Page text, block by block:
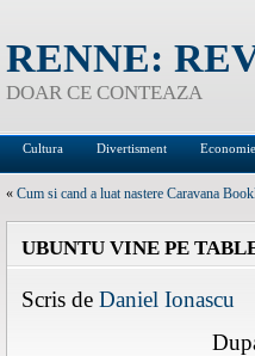
RENNE:
DOAR CE CONTEAZA
Cultura Divertisment Economie
« Cum si cand a luat nastere Caravana
UBUNTU VINE PE
Scris de Daniel Ionascu